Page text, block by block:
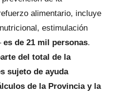
alimentario, incluye
estimulación
es de 21 mil personas.
del total de la
sujeto de ayuda
de la Provincia y la